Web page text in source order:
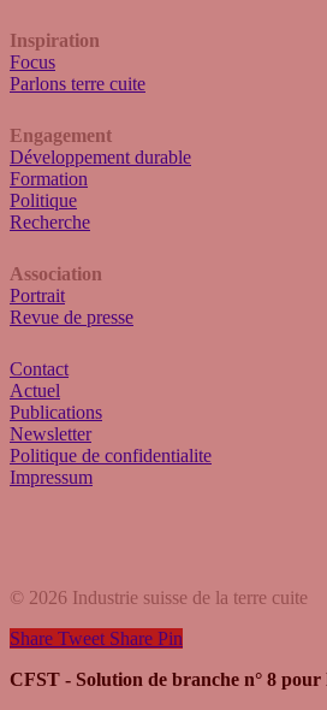
Inspiration
Focus
Parlons terre cuite
Engagement
Développement durable
Formation
Politique
Recherche
Association
Portrait
Revue de presse
Contact
Actuel
Publications
Newsletter
Politique de confidentialite
Impressum
© 2026 Industrie suisse de la terre cuite
Share Tweet Share Pin
CFST - Solution de branche n° 8